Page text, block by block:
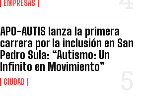
EMPRESAS
APO-AUTIS lanza la primera
carrera por la inclusión en San
Pedro Sula: “Autismo: Un
Infinito en Movimiento”
CIUDAD